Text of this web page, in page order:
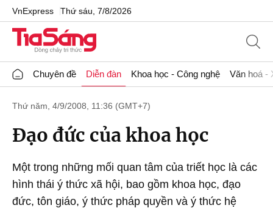
VnExpress Thứ sáu, 7/8/2026
Chuyên đề Diễn đàn Khoa học - Công nghệ Văn hoá -
Thứ năm, 4/9/2008, 11:36 (GMT+7)
Đạo đức của khoa học
Một trong những mối quan tâm của triết học là các
hình thái ý thức xã hội, bao gồm khoa học, đạo
đức, tôn giáo, ý thức pháp quyền và ý thức hệ